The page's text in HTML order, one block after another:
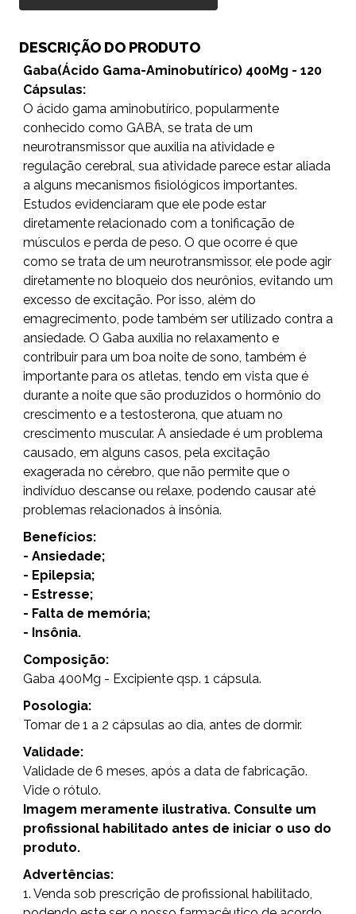
DESCRIÇÃO DO PRODUTO
Gaba(Ácido Gama-Aminobutírico) 400Mg - 120
Cápsulas:
O ácido gama aminobutírico, popularmente
conhecido como GABA, se trata de um
neurotransmissor que auxilia na atividade e
regulação cerebral, sua atividade parece estar aliada
a alguns mecanismos fisiológicos importantes.
Estudos evidenciaram que ele pode estar
diretamente relacionado com a tonificação de
músculos e perda de peso. O que ocorre é que
como se trata de um neurotransmissor, ele pode agir
diretamente no bloqueio dos neurônios, evitando um
excesso de excitação. Por isso, além do
emagrecimento, pode também ser utilizado contra a
ansiedade. O Gaba auxilia no relaxamento e
contribuir para um boa noite de sono, também é
importante para os atletas, tendo em vista que é
durante a noite que são produzidos o hormônio do
crescimento e a testosterona, que atuam no
crescimento muscular. A ansiedade é um problema
causado, em alguns casos, pela excitação
exagerada no cérebro, que não permite que o
indivíduo descanse ou relaxe, podendo causar até
problemas relacionados à insônia.
Benefícios:
- Ansiedade;
- Epilepsia;
- Estresse;
- Falta de memória;
- Insônia.
Composição:
Gaba 400Mg - Excipiente qsp. 1 cápsula.
Posologia:
Tomar de 1 a 2 cápsulas ao dia, antes de dormir.
Validade:
Validade de 6 meses, após a data de fabricação.
Vide o rótulo.
Imagem meramente ilustrativa. Consulte um
profissional habilitado antes de iniciar o uso do
produto.
Advertências:
1. Venda sob prescrição de profissional habilitado,